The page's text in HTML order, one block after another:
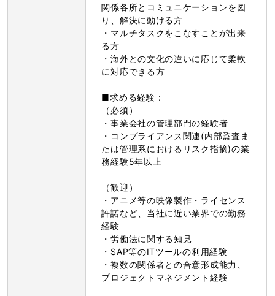
関係各所とコミュニケーションを図
り、解決に動ける方
・マルチタスクをこなすことが出来
る方
・海外との文化の違いに応じて柔軟
に対応できる方
■求める経験：
（必須）
・事業会社の管理部門の経験者
・コンプライアンス関連(内部監査ま
たは管理系におけるリスク指摘)の業
務経験5年以上
（歓迎）
・アニメ等の映像製作・ライセンス
許諾など、当社に近い業界での勤務
経験
・労働法に関する知見
・SAP等のITツールの利用経験
・複数の関係者との合意形成能力、
プロジェクトマネジメント経験